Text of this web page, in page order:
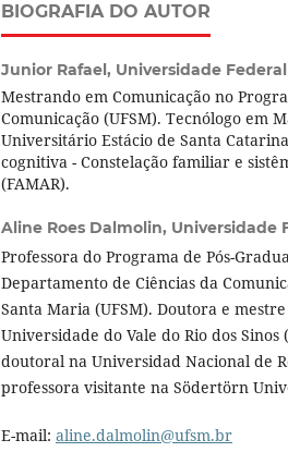
BIOGRAFIA DO AUTOR
Junior Rafael, Universidade
Mestrando em Comunicação no
Comunicação (UFSM). Tecnólogo em
Universitário Estácio de Santa
cognitiva - Constelação familiar e
(FAMAR).
Aline Roes Dalmolin, Universidade
Professora do Programa de Pós-
Departamento de Ciências da
Santa Maria (UFSM). Doutora e
Universidade do Vale do Rio dos Sinos
doutoral na Universidad Nacional de
professora visitante na Södertörn
E-mail: aline.dalmolin@ufsm.br